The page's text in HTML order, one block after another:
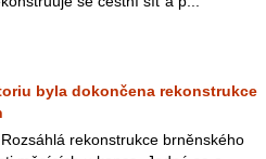
byla dokončena rekonstrukce
rekonstrukce brněnského